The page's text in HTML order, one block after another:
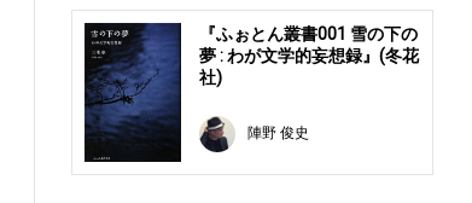
『ふぉとん叢書001 雪の下の
夢 : わが文学的妄想録』(冬花
社)
陣野 俊史